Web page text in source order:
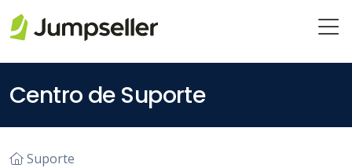
Centro de Suporte
Suporte